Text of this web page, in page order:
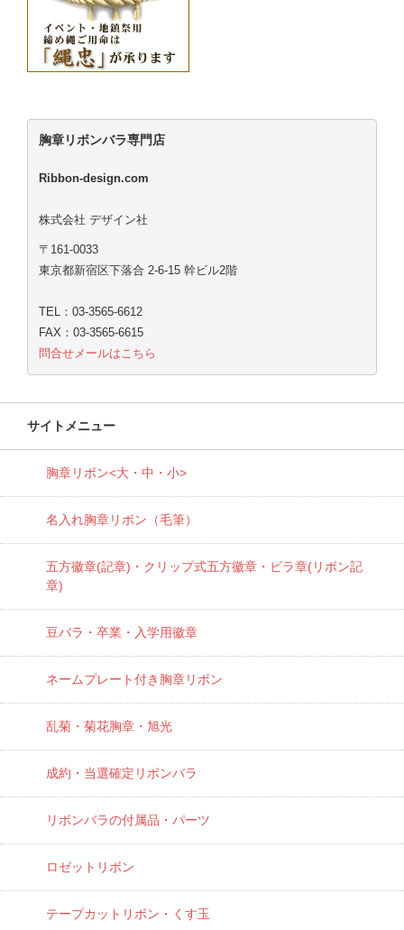
胸章リボンバラ専門店
Ribbon-design.com
株式会社 デザイン社
〒161-0033
東京都新宿区下落合 2-6-15 幹ビル2階
TEL：03-3565-6612
FAX：03-3565-6615
問合せメールはこちら
サイトメニュー
胸章リボン<大・中・小>
名入れ胸章リボン（毛筆）
五方徽章(記章)・ クリップ式五方徽章・ビラ章(リボン記
章)
豆バラ・卒業・入学用徽章
ネームプレート付き胸章リボン
乱菊・菊花胸章・旭光
成約・当選確定リボンバラ
リボンバラの付属品・パーツ
ロゼットリボン
テープカットリボン・くす玉